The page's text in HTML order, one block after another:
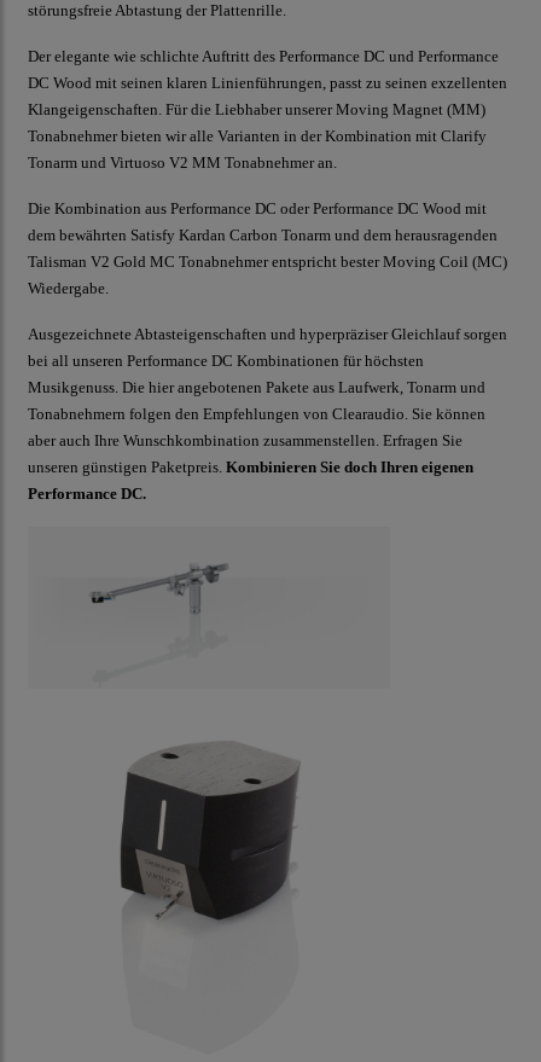
störungsfreie Abtastung der Plattenrille.
Der elegante wie schlichte Auftritt des Performance DC und Performance
DC Wood mit seinen klaren Linienführungen, passt zu seinen exzellenten
Klangeigenschaften. Für die Liebhaber unserer Moving Magnet (MM)
Tonabnehmer bieten wir alle Varianten in der Kombination mit Clarify
Tonarm und Virtuoso V2 MM Tonabnehmer an.
Die Kombination aus Performance DC oder Performance DC Wood mit
dem bewährten Satisfy Kardan Carbon Tonarm und dem herausragenden
Talisman V2 Gold MC Tonabnehmer entspricht bester Moving Coil (MC)
Wiedergabe.
Ausgezeichnete Abtasteigenschaften und hyperpräziser Gleichlauf sorgen
bei all unseren Performance DC Kombinationen für höchsten
Musikgenuss. Die hier angebotenen Pakete aus Laufwerk, Tonarm und
Tonabnehmern folgen den Empfehlungen von Clearaudio. Sie können
aber auch Ihre Wunschkombination zusammenstellen. Erfragen Sie
unseren günstigen Paketpreis. Kombinieren Sie doch Ihren eigenen
Performance DC.